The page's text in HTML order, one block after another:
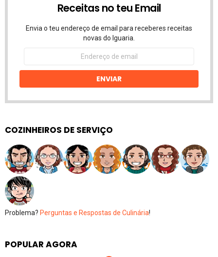
Receitas no teu Email
Envia o teu endereço de email para receberes receitas
novas do Iguaria.
Endereço
email
ENVIAR
COZINHEIROS DE SERVIÇO
Problema? Perguntas e Respostas de Culinária!
POPULAR AGORA